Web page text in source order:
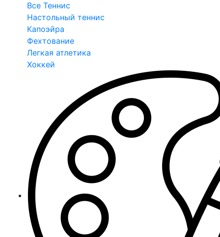
Все Теннис
Настольный теннис
Капоэйра
Фехтование
Легкая атлетика
Хоккей